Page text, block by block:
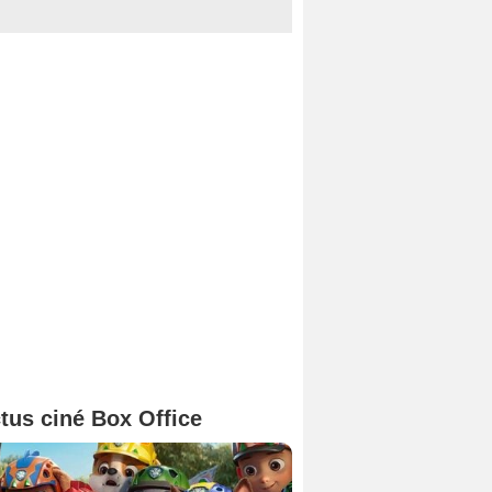
ciné Box Office